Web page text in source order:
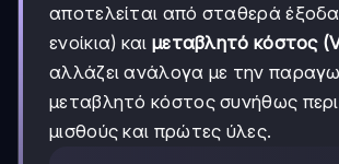
αποτελείται από σταθερά
ενοίκια) και μεταβλητό κόστος
αλλάζει ανάλογα με την
μεταβλητό κόστος συνήθως
μισθούς και πρώτες ύλες.